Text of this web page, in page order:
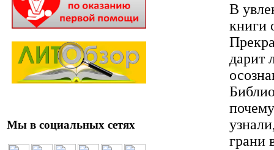
Мы в социальных сетях
В
книги
дарит
грани